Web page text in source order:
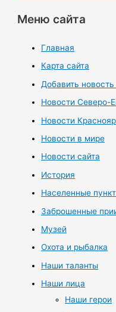
Меню сайта
Главная
Карта сайта
Добавить
Новости Северо-
Новости
Новости в мире
Новости сайта
История
Населенные
Заброшенные
Музей
Охота и рыбалка
Наши таланты
Наши лица
Наши герои